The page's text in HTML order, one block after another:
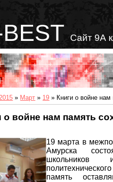
Сайт 9А
2015 » Март » 19 » Книги о войне
о войне нам память
19 марта в
Амурска
школьников
память